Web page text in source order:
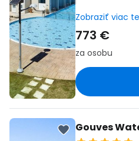
Zobraziť viac
773 €
za osobu
Gouves